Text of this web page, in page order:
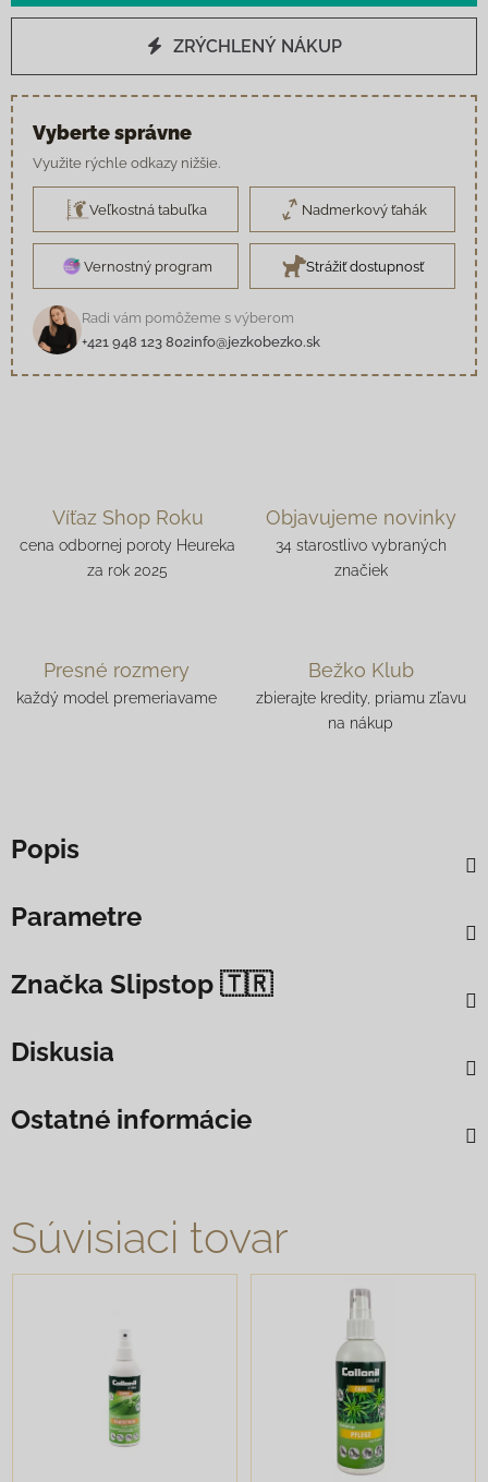
ZRÝCHLENÝ NÁKUP
Vyberte správne
Využite rýchle odkazy nižšie.
Veľkostná tabuľka Nadmerkový ťahák
Vernostný program Strážiť dostupnosť
Radi vám pomôžeme s výberom
+421 948 123 802info@jezkobezko.sk
Víťaz Shop Roku
cena odbornej poroty Heureka
za rok 2025
Objavujeme novinky
34 starostlivo vybraných
značiek
Presné rozmery
každý model premeriavame
Bežko Klub
zbierajte kredity, priamu zľavu
na nákup
Popis
Parametre
Značka Slipstop 🇹🇷
Diskusia
Ostatné informácie
Súvisiaci tovar